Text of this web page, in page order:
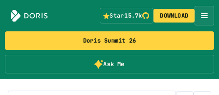
Doris Summit 26
Ask Me
Star15.7k DOWNLOAD